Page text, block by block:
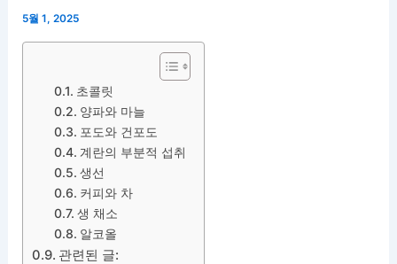
5월 1, 2025
초콜릿
양파와 마늘
포도와 건포도
계란의 부분적 섭취
생선
커피와 차
생 채소
알코올
관련된 글: